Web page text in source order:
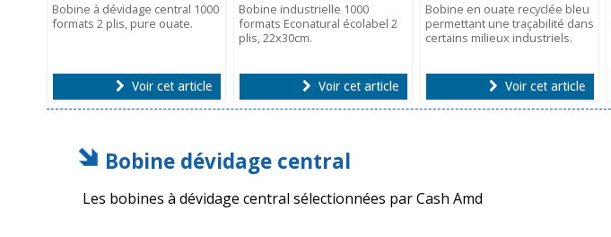
Bobine à dévidage central 1000
formats 2 plis, pure ouate.
Voir cet article
Bobine industrielle 1000
formats Econatural écolabel 2
plis, 22x30cm.
Voir cet article
Bobine en ouate recyclée bleu
permettant une traçabilité dans
certains milieux industriels.
Voir cet article
Bobine dévidage central
Les bobines à dévidage central sélectionnées par Cash Amd